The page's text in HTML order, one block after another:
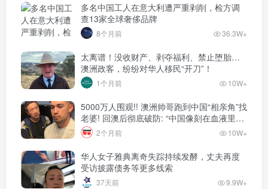
多名中国工人在意大利遭严重剥削，检方调
查13家全球奢侈品牌
8个月前 36.3W+
太离谱！没收财产、剥夺福利、禁止堕胎…
澳洲政客，纷纷对华人移民“开刀”！
1个月前 10W+
5000万人围观!! 澳洲帅哥跑到中国“相亲角”找
老婆! 回澳后彻底破防: “中国像刻在血液里的
家”! 全网疯狂热议…
2个月前 10W+
华人女子雅典离奇失踪持续发酵，丈夫再度
受访披露债务等更多线索
37天前 9.9W+